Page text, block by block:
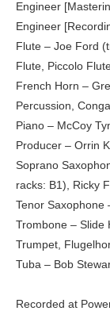
Engineer
Engineer
Flute – Joe Ford
Flute, Piccolo
French Horn –
Percussion,
Piano – McCoy
Producer – Orrin
Soprano
racks: B1), Ricky
Tenor Saxophone
Trombone – Slide
Trumpet,
Tuba – Bob
Recorded at